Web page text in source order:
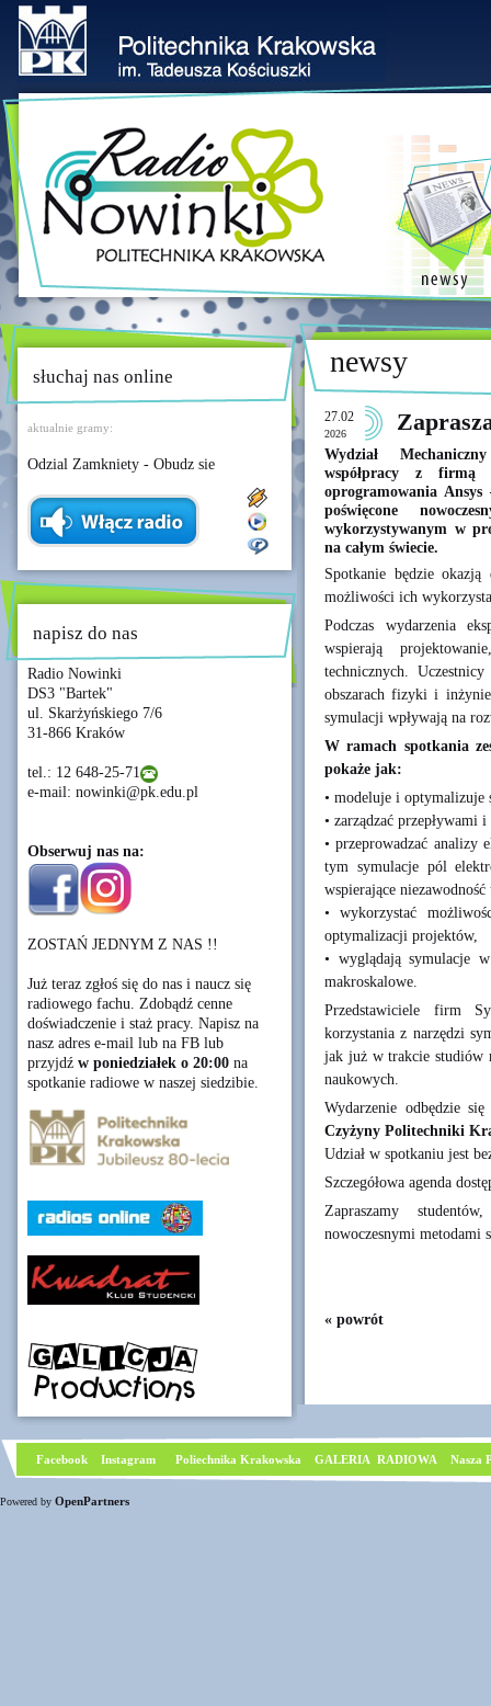
słuchaj nas online
aktualnie gramy:
Odzial Zamkniety - Obudz sie
napisz do nas
Radio Nowinki
DS3 "Bartek"
ul. Skarżyńskiego 7/6
31-866 Kraków
tel.: 12 648-25-71
e-mail: nowinki@pk.edu.pl
Obserwuj nas na:
ZOSTAŃ JEDNYM Z NAS !!
Już teraz zgłoś się do nas i naucz się
radiowego fachu. Zdobądź cenne
doświadczenie i staż pracy. Napisz na
nasz adres e-mail lub na FB lub
przyjdź w poniedziałek o 20:00 na
spotkanie radiowe w naszej siedzibie.
newsy
27.02
2026
Wydział
współpracy z firmą
oprogramowania
poświęcone
wykorzystywanym w
na całym świecie.
Spotkanie będzie
możliwości ich
Podczas wydarzenia
wspierają
technicznych.
obszarach fizyki i
symulacji wpływają na
W ramach spotkania
pokaże jak:
• modeluje i optymalizuje
• zarządzać przepływami
• przeprowadzać analizy
tym symulacje pól
wspierające niezawodność
• wykorzystać
optymalizacji projektów,
• wyglądają symulacje
makroskalowe.
Przedstawiciele firm
korzystania z narzędzi
jak już w trakcie studiów
naukowych.
Wydarzenie odbędzie
Czyżyny Politechniki
Udział w spotkaniu jest
Szczegółowa agenda
Zapraszamy
nowoczesnymi
« powrót
Facebook Instagram Poliechnika Krakowska GALERIA RADIOWA Nasza
Powered by OpenPartners